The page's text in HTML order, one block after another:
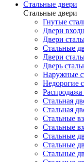
Стальные двери
Стальные двери
Гнутые
Двери
Двери
Стальные
Двери
Дверь
Наружные
Недорогие
Распродажа
Стальная
Стальная
Стальные
Стальные
Стальные
Стальные
Стальные